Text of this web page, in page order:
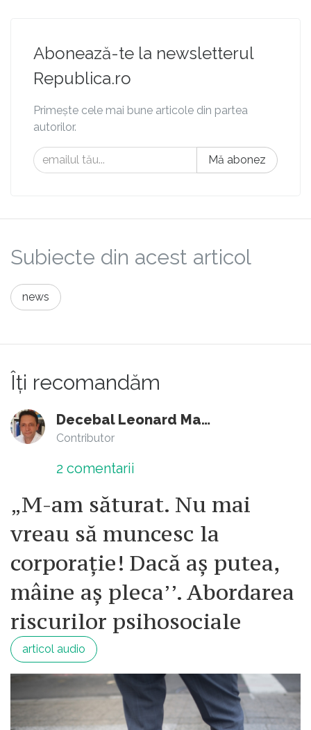
Abonează-te la newsletterul
Republica.ro
Primește cele mai bune articole din partea
autorilor.
Mă abonez
Subiecte din acest articol
news
Îți recomandăm
Decebal Leonard Marin
Contributor
2 comentarii
„M-am săturat. Nu mai
vreau să muncesc la
corporație! Dacă aș putea,
mâine aș pleca’’. Abordarea
riscurilor psihosociale
articol audio